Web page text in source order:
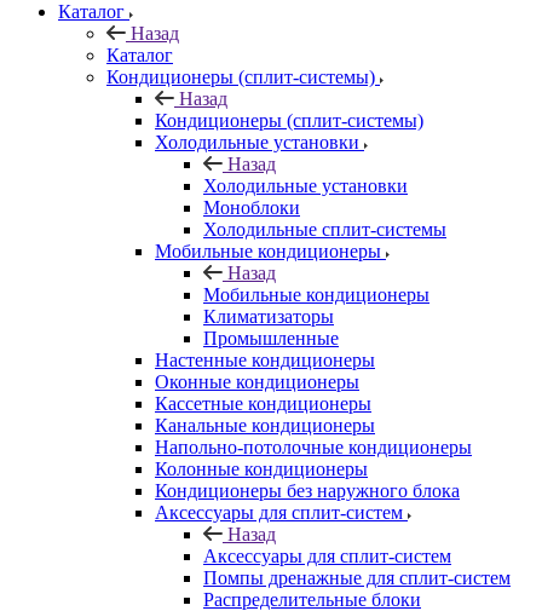
Каталог
Назад
Каталог
Кондиционеры (сплит-системы)
Назад
Кондиционеры (сплит-системы)
Холодильные установки
Назад
Холодильные установки
Моноблоки
Холодильные сплит-системы
Мобильные кондиционеры
Назад
Мобильные кондиционеры
Климатизаторы
Промышленные
Настенные кондиционеры
Оконные кондиционеры
Кассетные кондиционеры
Канальные кондиционеры
Напольно-потолочные кондиционеры
Колонные кондиционеры
Кондиционеры без наружного блока
Аксессуары для сплит-систем
Назад
Аксессуары для сплит-систем
Помпы дренажные для сплит-систем
Распределительные блоки